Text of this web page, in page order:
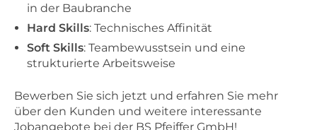
in der Baubranche
Hard Skills: Technisches Affinität
Soft Skills: Teambewusstsein und eine
strukturierte Arbeitsweise
Bewerben Sie sich jetzt und erfahren Sie mehr
über den Kunden und weitere interessante
Jobangebote bei der BS Pfeiffer GmbH!